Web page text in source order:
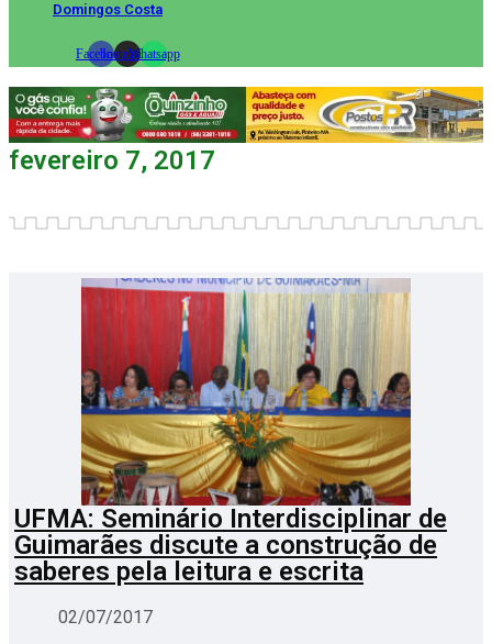
Domingos Costa
FacebookInstagramWhatsapp
fevereiro 7, 2017
UFMA: Seminário Interdisciplinar de
Guimarães discute a construção de
saberes pela leitura e escrita
02/07/2017